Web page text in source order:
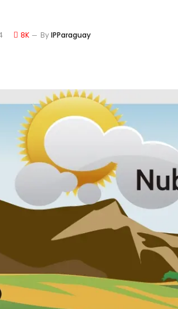
8K ByIPParaguay